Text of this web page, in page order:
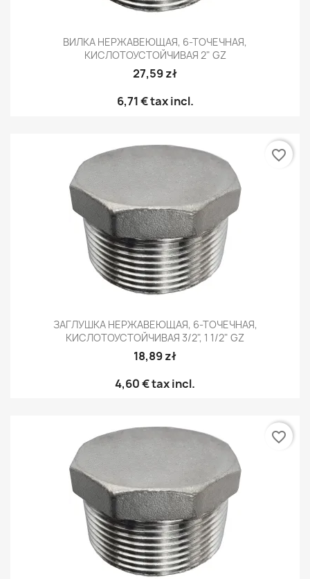
ВИЛКА НЕРЖАВЕЮЩАЯ, 6-ТОЧЕЧНАЯ,
КИСЛОТОУСТОЙЧИВАЯ 2" GZ
27,59 zł
6,71 €tax incl.
ЗАГЛУШКА НЕРЖАВЕЮЩАЯ, 6-ТОЧЕЧНАЯ,
КИСЛОТОУСТОЙЧИВАЯ 3/2", 1 1/2" GZ
18,89 zł
4,60 €tax incl.
favorite_border
favorite_border